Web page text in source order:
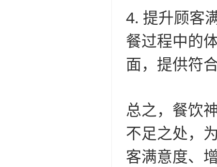
4. 提升顾客
餐过程中的
面，提供符
总之，餐饮
不足之处，
客满意度、